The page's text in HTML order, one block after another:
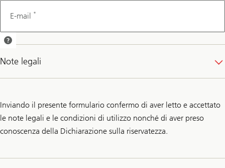
E-mail *
Le invieremo una
dell’appuntamento
per e-mail.
Note legali
Inviando il presente formulario confermo di aver letto e accettato
le note legali e le condizioni di utilizzo nonché di aver preso
conoscenza della Dichiarazione sulla riservatezza.